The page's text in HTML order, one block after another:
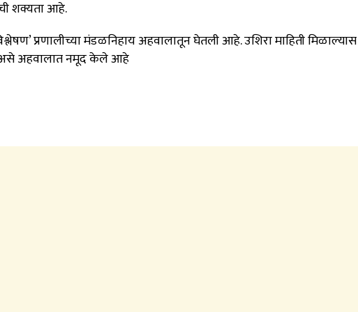
शक्यता आहे.
प्रणालीच्या मंडळनिहाय अहवालातून घेतली आहे.उशिरा माहिती
अहवालात नमूद केले आहे